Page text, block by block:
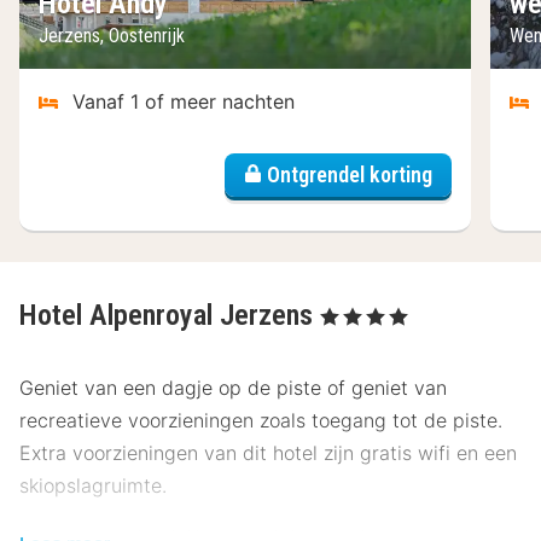
Jerzens, Oostenrijk
Vanaf 1 of meer nachten
Ontgrendel korting
Hotel Alpenroyal Jerzens , 4 Sterren
Geniet van een dagje op de piste of geniet van
recreatieve voorzieningen zoals toegang tot de piste.
Extra voorzieningen van dit hotel zijn gratis wifi en een
skiopslagruimte.